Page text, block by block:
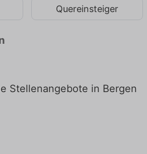
Quereinsteiger
Stellenangebote in Bergen